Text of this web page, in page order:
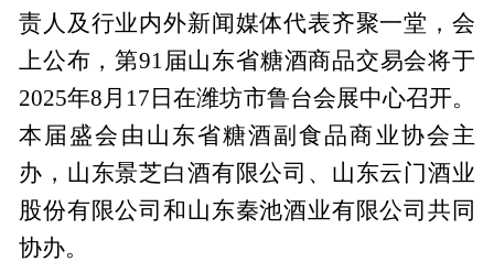
责人及行业内外新闻媒体代表齐聚一堂，会
上公布，第91届山东省糖酒商品交易会将于
2025年8月17日在潍坊市鲁台会展中心召开。
本届盛会由山东省糖酒副食品商业协会主
办，山东景芝白酒有限公司、山东云门酒业
股份有限公司和山东秦池酒业有限公司共同
协办。